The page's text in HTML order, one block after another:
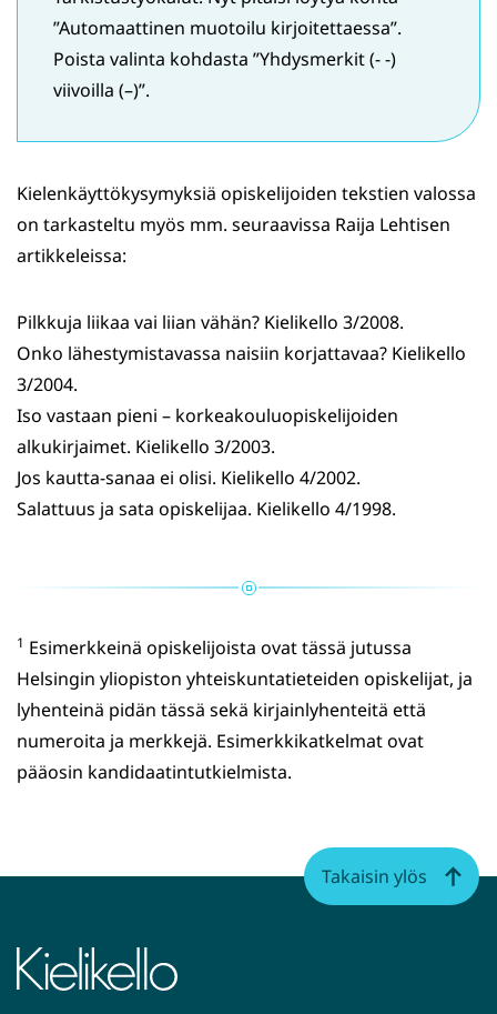
”Automaattinen muotoilu kirjoitettaessa”.
Poista valinta kohdasta ”Yhdysmerkit (- -)
viivoilla (–)”.
Kielenkäyttökysymyksiä opiskelijoiden tekstien valossa
on tarkasteltu myös mm. seuraavissa Raija Lehtisen
artikkeleissa:
Pilkkuja liikaa vai liian vähän? Kielikello 3/2008.
Onko lähestymistavassa naisiin korjattavaa? Kielikello
3/2004.
Iso vastaan pieni – korkeakouluopiskelijoiden
alkukirjaimet. Kielikello 3/2003.
Jos kautta-sanaa ei olisi. Kielikello 4/2002.
Salattuus ja sata opiskelijaa. Kielikello 4/1998.
1 Esimerkkeinä opiskelijoista ovat tässä jutussa
Helsingin yliopiston yhteiskuntatieteiden opiskelijat, ja
lyhenteinä pidän tässä sekä kirjainlyhenteitä että
numeroita ja merkkejä. Esimerkkikatkelmat ovat
pääosin kandidaatintutkielmista.
Takaisin ylös